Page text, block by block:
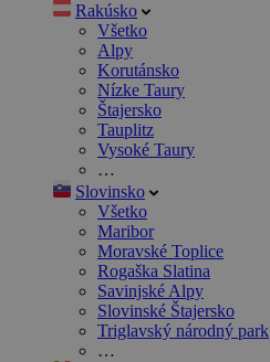
Rakúsko
Všetko
Alpy
Korutánsko
Nízke Taury
Štajersko
Tauplitz
Vysoké Taury
…
Slovinsko
Všetko
Maribor
Moravské Toplice
Rogaška Slatina
Savinjské Alpy
Slovinské Štajersko
Triglavský národný park
…